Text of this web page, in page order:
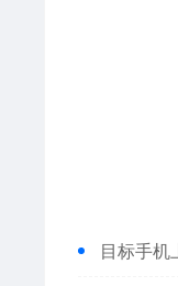
目标手机